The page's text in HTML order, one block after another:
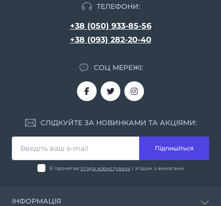
ТЕЛЕФОНИ:
+38 (050) 933-85-56
+38 (093) 282-20-40
СОЦ МЕРЕЖІ:
СЛІДКУЙТЕ ЗА НОВИНКАМИ ТА АКЦІЯМИ:
Підпишіться
Я прочитав Угода користувача і згоден з вимогами
ІНФОРМАЦІЯ